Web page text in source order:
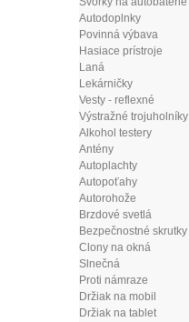
Autodoplnky
Povinná výbava
Hasiace prístroje
Laná
Lekárničky
Vesty - reflexné
Výstražné trojuholníky
Alkohol testery
Antény
Autoplachty
Autopoťahy
Autorohože
Brzdové svetlá
Bezpečnostné skrutky
Clony na okná
Slnečná
Proti námraze
Držiak na mobil
Držiak na tablet